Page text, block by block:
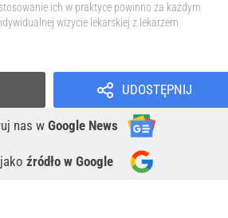
ich w praktyce powinno za każdym
wizycie lekarskiej z lekarzem
UDOSTĘPNIJ
nas w Google News
źródło w Google